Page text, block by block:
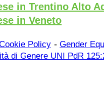
in Trentino Alto
in Veneto
Policy - Gender
di Genere UNI PdR